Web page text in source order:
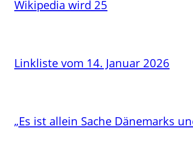
Wikipedia wird 25
Linkliste vom 14. Januar 2026
„Es ist allein Sache Dänemarks